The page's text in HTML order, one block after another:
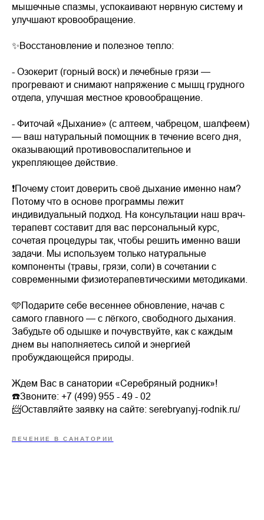
мышечные спазмы, успокаивают нервную систему и
улучшают кровообращение.
✨Восстановление и полезное тепло:
- Озокерит (горный воск) и лечебные грязи —
прогревают и снимают напряжение с мышц грудного
отдела, улучшая местное кровообращение.
- Фиточай «Дыхание» (с алтеем, чабрецом, шалфеем)
— ваш натуральный помощник в течение всего дня,
оказывающий противовоспалительное и
укрепляющее действие.
❗️Почему стоит доверить своё дыхание именно нам?
Потому что в основе программы лежит
индивидуальный подход. На консультации наш врач-
терапевт составит для вас персональный курс,
сочетая процедуры так, чтобы решить именно ваши
задачи. Мы используем только натуральные
компоненты (травы, грязи, соли) в сочетании с
современными физиотерапевтическими методиками.
🩵Подарите себе весеннее обновление, начав с
самого главного — с лёгкого, свободного дыхания.
Забудьте об одышке и почувствуйте, как с каждым
днем вы наполняетесь силой и энергией
пробуждающейся природы.
Ждем Вас в санатории «Серебряный родник»!
☎️Звоните: +7 (499) 955 - 49 - 02
📨Оставляйте заявку на сайте: serebryanyj-rodnik.ru/
ЛЕЧЕНИЕ В САНАТОРИИ